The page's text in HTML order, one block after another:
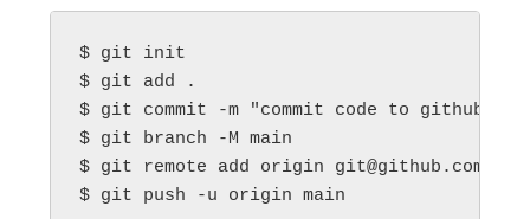
$ git init
$ git add .
$ git commit -m "commit code to github
$ git branch -M main
$ git remote add origin git@github.com
$ git push -u origin main